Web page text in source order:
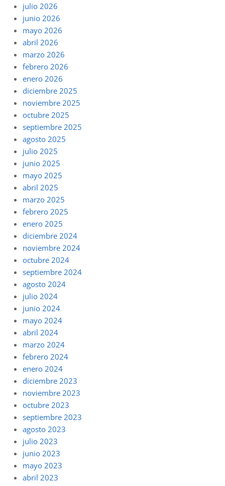
julio 2026
junio 2026
mayo 2026
abril 2026
marzo 2026
febrero 2026
enero 2026
diciembre 2025
noviembre 2025
octubre 2025
septiembre 2025
agosto 2025
julio 2025
junio 2025
mayo 2025
abril 2025
marzo 2025
febrero 2025
enero 2025
diciembre 2024
noviembre 2024
octubre 2024
septiembre 2024
agosto 2024
julio 2024
junio 2024
mayo 2024
abril 2024
marzo 2024
febrero 2024
enero 2024
diciembre 2023
noviembre 2023
octubre 2023
septiembre 2023
agosto 2023
julio 2023
junio 2023
mayo 2023
abril 2023